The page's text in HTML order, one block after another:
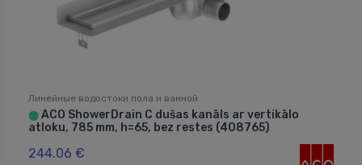
Линейные водостоки пола и ванной
⬤ ACO ShowerDrain C dušas kanāls ar vertikālo
atloku, 785 mm, h=65, bez restes (408765)
244.06 €